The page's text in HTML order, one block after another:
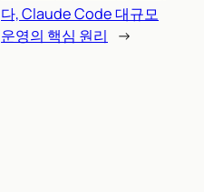
다, Claude Code 대규모
운영의 핵심 원리
→